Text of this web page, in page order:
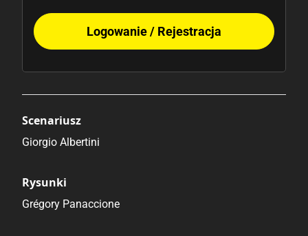
Logowanie / Rejestracja
Scenariusz
Giorgio Albertini
Rysunki
Grégory Panaccione